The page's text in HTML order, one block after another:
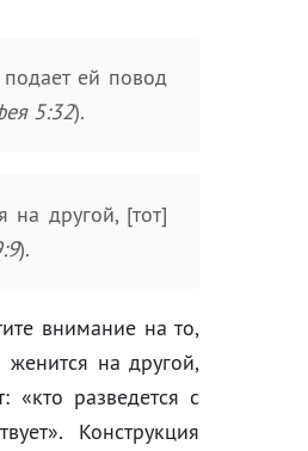
ей повод
5:32).
другой, [тот]
).
внимание на то,
на другой,
«кто разведется с
Конструкция